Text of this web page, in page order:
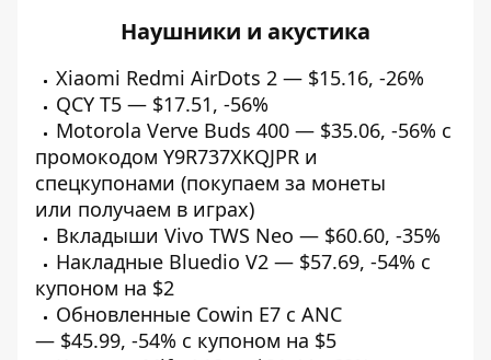
Наушники и акустика
Xiaomi Redmi AirDots 2 — $15.16, -26%
QCY T5 — $17.51, -56%
Motorola Verve Buds 400 — $35.06, -56% с
промокодом Y9R737XKQJPR и
спецкупонами (покупаем за монеты
или получаем в играх)
Вкладыши Vivo TWS Neo — $60.60, -35%
Накладные Bluedio V2 — $57.69, -54% с
купоном на $2
Обновленные Cowin E7 с ANC
— $45.99, -54% с купоном на $5